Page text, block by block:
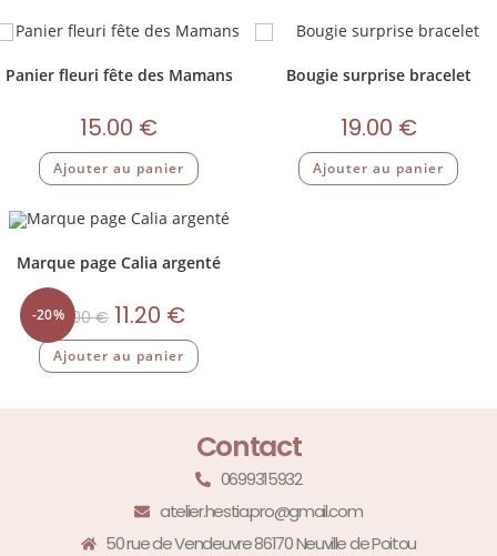
Panier fleuri fête des Mamans
15.00 €
Ajouter au panier
Bougie surprise bracelet
19.00 €
Ajouter au panier
-20%
Marque page Calia argenté
14.00€ 11.20 €
Ajouter au panier
Contact
0699315932
atelier.hestia.pro@gmail.com
50 rue de Vendeuvre 86170 Neuville de Poitou